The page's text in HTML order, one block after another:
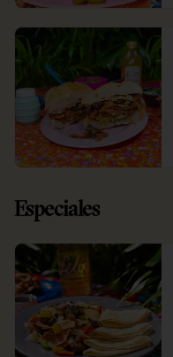
Especiales